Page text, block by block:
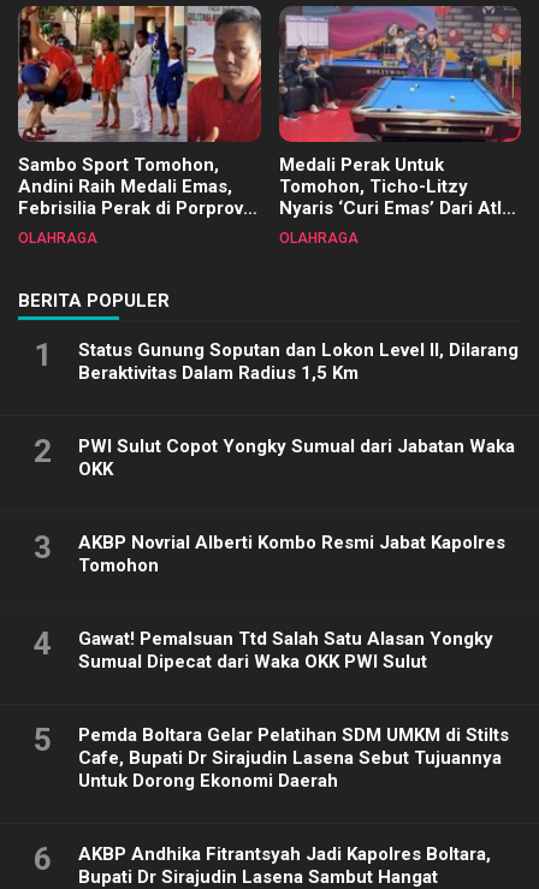
Sambo Sport Tomohon,
Andini Raih Medali Emas,
Febrisilia Perak di Porprov
Sulut 2025
OLAHRAGA
Medali Perak Untuk
Tomohon, Ticho-Litzy
Nyaris ‘Curi Emas’ Dari Atlet
Biliar PON di Porprov Sulut
OLAHRAGA
BERITA POPULER
1
Status Gunung Soputan dan Lokon Level II, Dilarang
Beraktivitas Dalam Radius 1,5 Km
2
PWI Sulut Copot Yongky Sumual dari Jabatan Waka
OKK
3
AKBP Novrial Alberti Kombo Resmi Jabat Kapolres
Tomohon
4
Gawat! Pemalsuan Ttd Salah Satu Alasan Yongky
Sumual Dipecat dari Waka OKK PWI Sulut
5
Pemda Boltara Gelar Pelatihan SDM UMKM di Stilts
Cafe, Bupati Dr Sirajudin Lasena Sebut Tujuannya
Untuk Dorong Ekonomi Daerah
6
AKBP Andhika Fitrantsyah Jadi Kapolres Boltara,
Bupati Dr Sirajudin Lasena Sambut Hangat